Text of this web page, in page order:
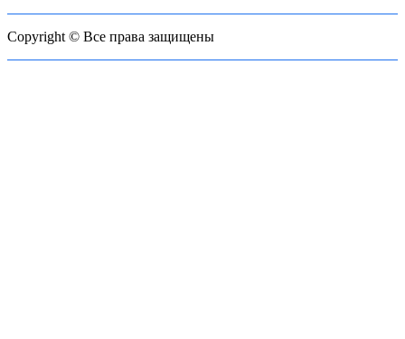
Copyright © Все права защищены